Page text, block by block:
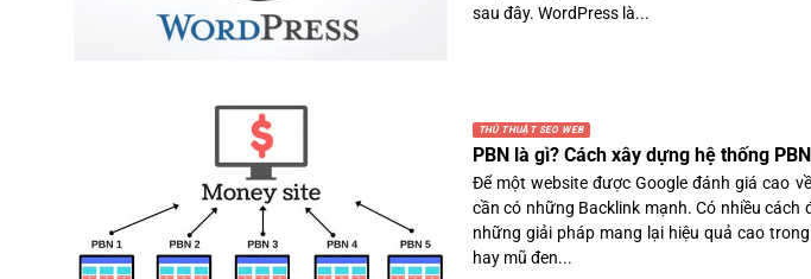
sau đây. WordPress là...
THỦ THUẬT SEO WEB
PBN là gì? Cách xây dựng hệ thống
Để một website được Google đánh giá cao
cần có những Backlink mạnh. Có nhiều cách
những giải pháp mang lại hiệu quả cao
hay mũ đen...